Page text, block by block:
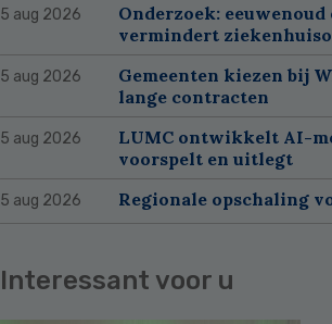
5 aug 2026
Onderzoek:
vermindert
5 aug 2026
Gemeenten kiezen bij
lange contracten
5 aug 2026
LUMC ontwikkelt AI-
voorspelt en uitlegt
5 aug 2026 Regionale opschaling
Interessant voor u